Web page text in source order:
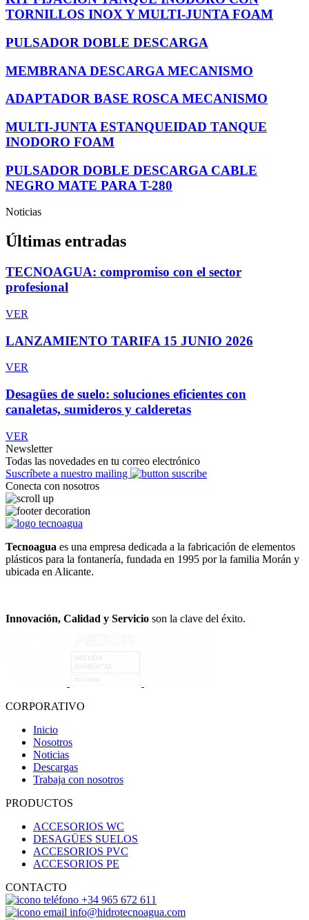
TORNILLOS INOX Y MULTI-JUNTA FOAM
PULSADOR DOBLE DESCARGA
MEMBRANA DESCARGA MECANISMO
ADAPTADOR BASE ROSCA MECANISMO
MULTI-JUNTA ESTANQUEIDAD TANQUE
INODORO FOAM
PULSADOR DOBLE DESCARGA CABLE
NEGRO MATE PARA T-280
Noticias
Últimas entradas
TECNOAGUA: compromiso con el sector
profesional
VER
LANZAMIENTO TARIFA 15 JUNIO 2026
VER
Desagües de suelo: soluciones eficientes con
canaletas, sumideros y calderetas
VER
Newsletter
Todas las novedades en tu correo electrónico
Suscríbete a nuestro mailing
Conecta con nosotros
Tecnoagua es una empresa dedicada a la fabricación de elementos
plásticos para la fontanería, fundada en 1995 por la familia Morán y
ubicada en Alicante.
Innovación, Calidad y Servicio son la clave del éxito.
CORPORATIVO
Inicio
Nosotros
Noticias
Descargas
Trabaja con nosotros
PRODUCTOS
ACCESORIOS WC
DESAGÜES SUELOS
ACCESORIOS PVC
ACCESORIOS PE
CONTACTO
+34 965 672 611
info@hidrotecnoagua.com